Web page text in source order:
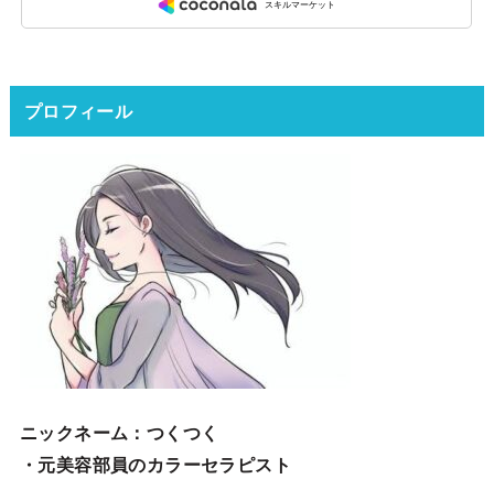
プロフィール
ニックネーム ：つくつく
・元美容部員のカラーセラピスト